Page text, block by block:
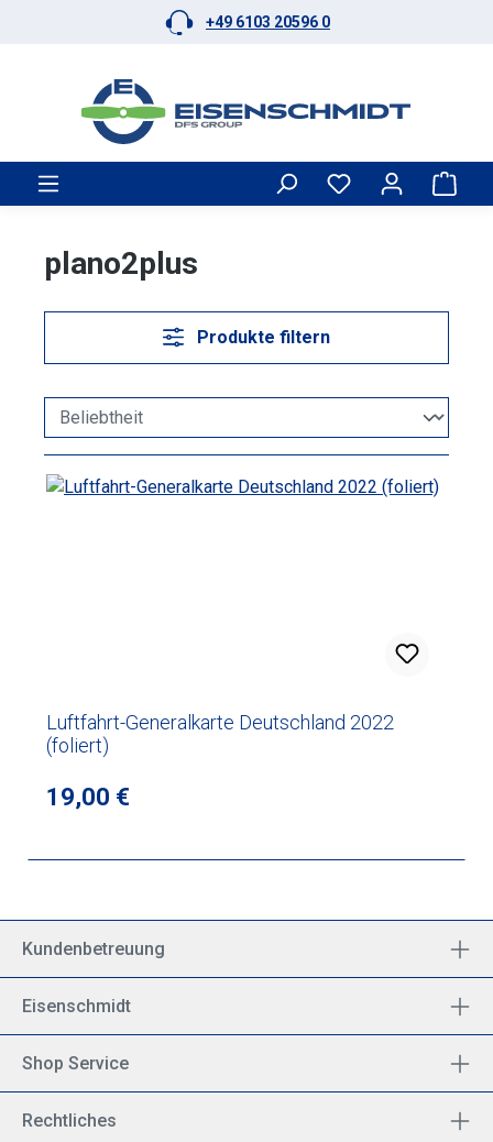
Zum Hauptinhalt springen+49 6103 20596 0
plano2plus
Produkte filtern
Luftfahrt-Generalkarte Deutschland 2022
(foliert)
Regulärer Preis:
19,00 €
Kundenbetreuung
Eisenschmidt
Shop Service
Rechtliches